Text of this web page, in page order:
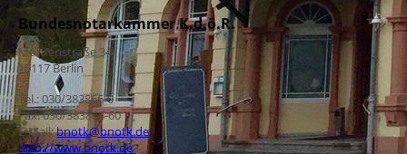
Bundesnotarkammer K.d.ö.R.
Mohrenstraße 34
10117 Berlin
Tel.: 030/383866-0
Fax: 030/383866-60
E-Mail:bnotk@bnotk.de
http://www.bnotk.de